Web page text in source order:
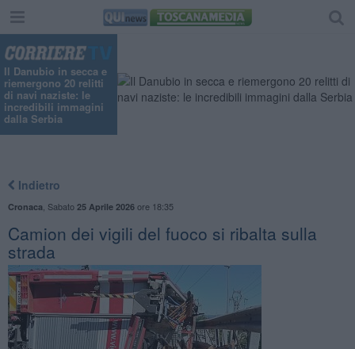
Il Danubio in secca e
riemergono 20 relitti
di navi naziste: le
incredibili immagini
dalla Serbia
Indietro
Cronaca Sabato 25 Aprile 2026ore 18:35
Camion dei vigili del fuoco si ribalta sulla
strada